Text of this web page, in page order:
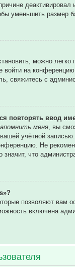
уменьшить размер
можно
войти на
свяжитесь с
повторять ввод
меня, вы
вашей учётной
Не
значит, что
позволяют вам
включена